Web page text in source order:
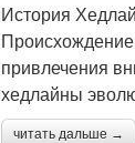
История
Происхождение
привлечения
хедлайны
читать дальше →